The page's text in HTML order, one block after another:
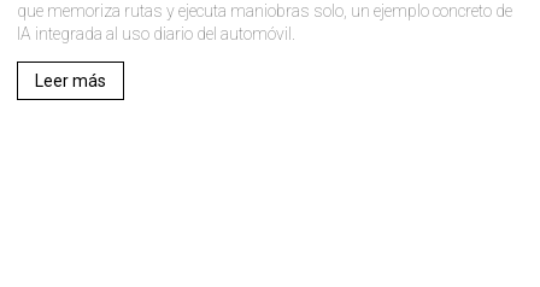
que memoriza rutas y ejecuta maniobras solo, un ejemplo concreto de
IA integrada al uso diario del automóvil.
Leer más